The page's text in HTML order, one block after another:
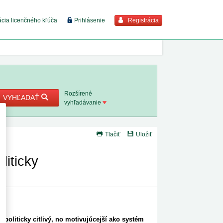
licenčného kľúča Prihlásenie Registrácia
viac
8. 2026
2. 8.
1. 8.
8. 2026
VYHĽADAŤ
Rozšírené
vyhľadávanie
Tlačiť
Uložiť
politicky citlivý, no motivujúcejší ako systém